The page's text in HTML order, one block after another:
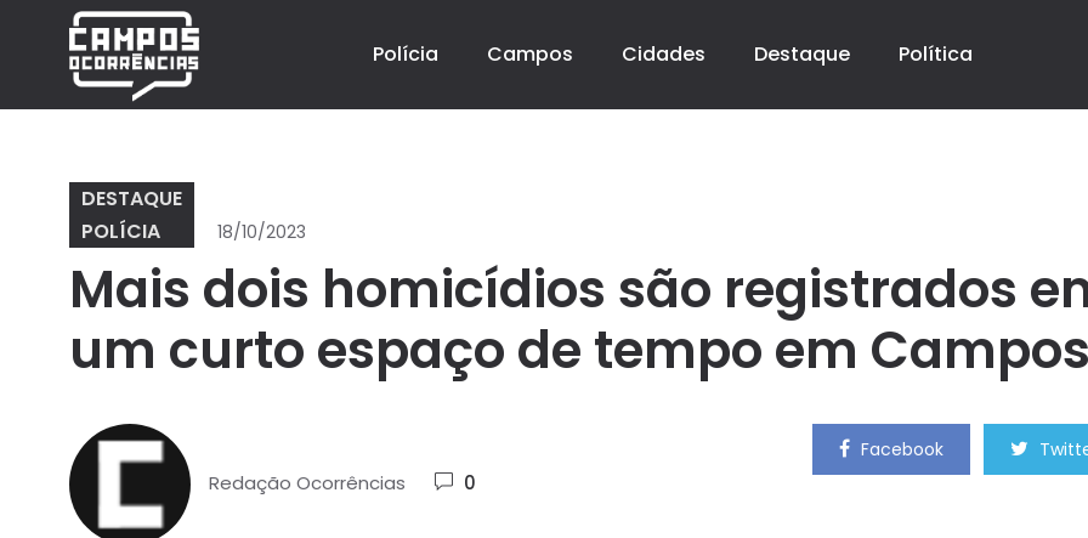
Polícia Campos Cidades Destaque Política
DESTAQUE
POLÍCIA
18/10/2023
Mais dois homicídios são registrados
um curto espaço de tempo em
Redação Ocorrências 0
Facebook